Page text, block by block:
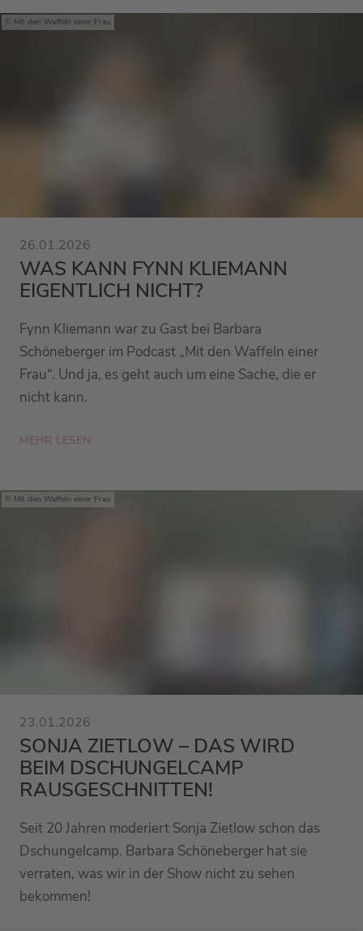
Mit den Waffeln einer Frau
26.01.2026
WAS KANN FYNN KLIEMANN
EIGENTLICH NICHT?
Fynn Kliemann war zu Gast bei Barbara
Schöneberger im Podcast „Mit den Waffeln einer
Frau“. Und ja, es geht auch um eine Sache, die er
nicht kann.
MEHR LESEN
Mit den Waffeln einer Frau
23.01.2026
SONJA ZIETLOW – DAS WIRD
BEIM DSCHUNGELCAMP
RAUSGESCHNITTEN!
Seit 20 Jahren moderiert Sonja Zietlow schon das
Dschungelcamp. Barbara Schöneberger hat sie
verraten, was wir in der Show nicht zu sehen
bekommen!